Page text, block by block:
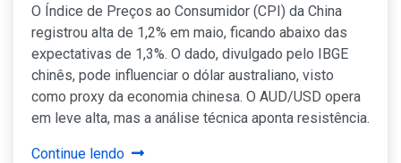
O Índice de Preços ao Consumidor (CPI) da China
registrou alta de 1,2% em maio, ficando abaixo das
expectativas de 1,3%. O dado, divulgado pelo IBGE
chinês, pode influenciar o dólar australiano, visto
como proxy da economia chinesa. O AUD/USD opera
em leve alta, mas a análise técnica aponta resistência.
Continue lendo